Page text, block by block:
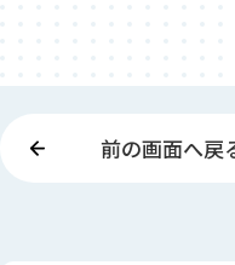
前の画面へ戻